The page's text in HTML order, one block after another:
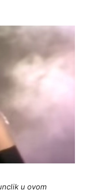
u ovom